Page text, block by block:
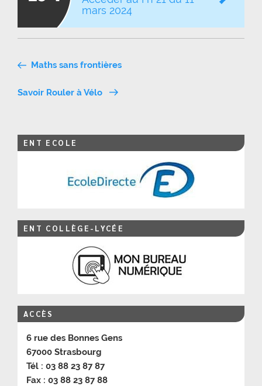
mars 2024
Navigation
de
Maths sans frontières
Savoir Rouler à Vélo
ENT ECOLE
ENT COLLÈGE-LYCÉE
ACCÈS
6 rue des Bonnes Gens
67000 Strasbourg
Tél : 03 88 23 87 87
Fax : 03 88 23 87 88